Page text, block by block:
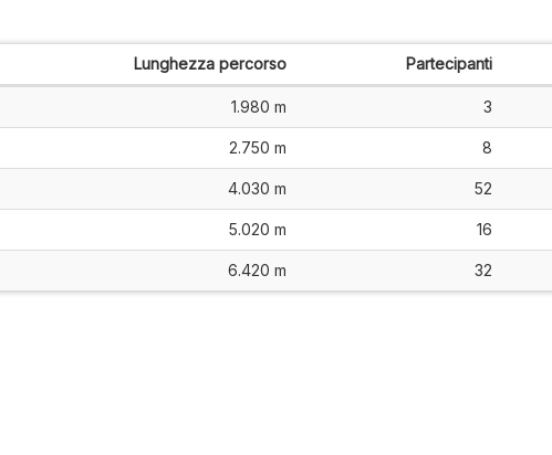
Lunghezza percorso Partecipanti
1.980 m 3
2.750 m 8
4.030 m 52
5.020 m 16
6.420 m 32